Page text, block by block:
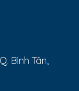
Bình Tân,